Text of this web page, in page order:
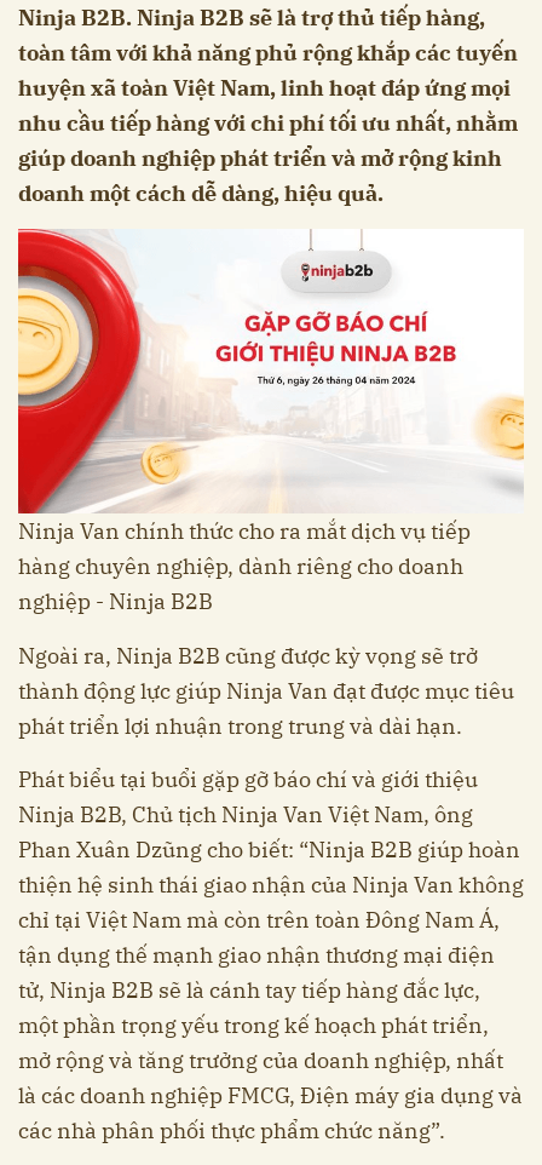
Ninja B2B. Ninja B2B sẽ là trợ thủ tiếp hàng,
toàn tâm với khả năng phủ rộng khắp các tuyến
huyện xã toàn Việt Nam, linh hoạt đáp ứng mọi
nhu cầu tiếp hàng với chi phí tối ưu nhất, nhằm
giúp doanh nghiệp phát triển và mở rộng kinh
doanh một cách dễ dàng, hiệu quả.
Ninja Van chính thức cho ra mắt dịch vụ tiếp
hàng chuyên nghiệp, dành riêng cho doanh
nghiệp - Ninja B2B
Ngoài ra, Ninja B2B cũng được kỳ vọng sẽ trở
thành động lực giúp Ninja Van đạt được mục tiêu
phát triển lợi nhuận trong trung và dài hạn.
Phát biểu tại buổi gặp gỡ báo chí và giới thiệu
Ninja B2B, Chủ tịch Ninja Van Việt Nam, ông
Phan Xuân Dzũng cho biết: “Ninja B2B giúp hoàn
thiện hệ sinh thái giao nhận của Ninja Van không
chỉ tại Việt Nam mà còn trên toàn Đông Nam Á,
tận dụng thế mạnh giao nhận thương mại điện
tử, Ninja B2B sẽ là cánh tay tiếp hàng đắc lực,
một phần trọng yếu trong kế hoạch phát triển,
mở rộng và tăng trưởng của doanh nghiệp, nhất
là các doanh nghiệp FMCG, Điện máy gia dụng và
các nhà phân phối thực phẩm chức năng”.